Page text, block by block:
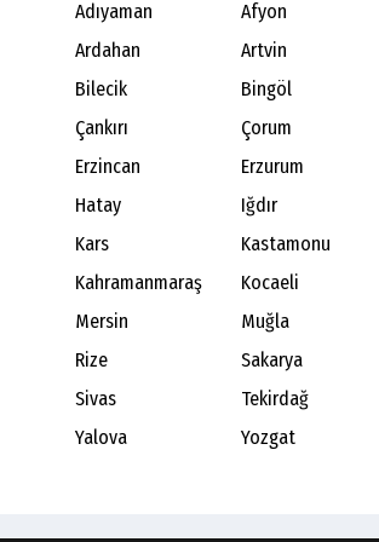
Adıyaman Afyon
Ardahan Artvin
Bilecik Bingöl
Çankırı Çorum
Erzincan Erzurum
Hatay Iğdır
Kars Kastamonu
Kahramanmaraş Kocaeli
Mersin Muğla
Rize Sakarya
Sivas Tekirdağ
Yalova Yozgat